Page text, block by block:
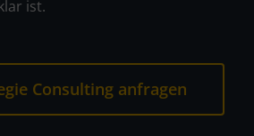
ist.
Consulting anfragen